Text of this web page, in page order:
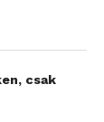
csak